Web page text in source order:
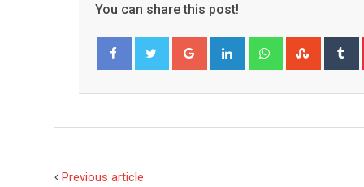
You can share this post!
Google+ LinkedIn Whatsapp
Previous article